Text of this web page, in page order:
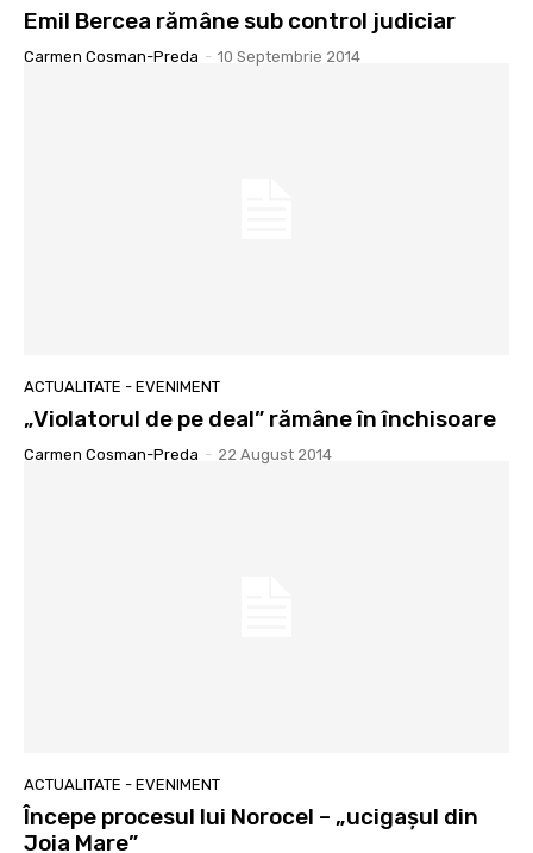
Emil Bercea rămâne sub control judiciar
Carmen Cosman-Preda - 10 Septembrie 2014
ACTUALITATE - EVENIMENT
„Violatorul de pe deal” rămâne în închisoare
Carmen Cosman-Preda - 22 August 2014
ACTUALITATE - EVENIMENT
Începe procesul lui Norocel – „ucigaşul din
Joia Mare”